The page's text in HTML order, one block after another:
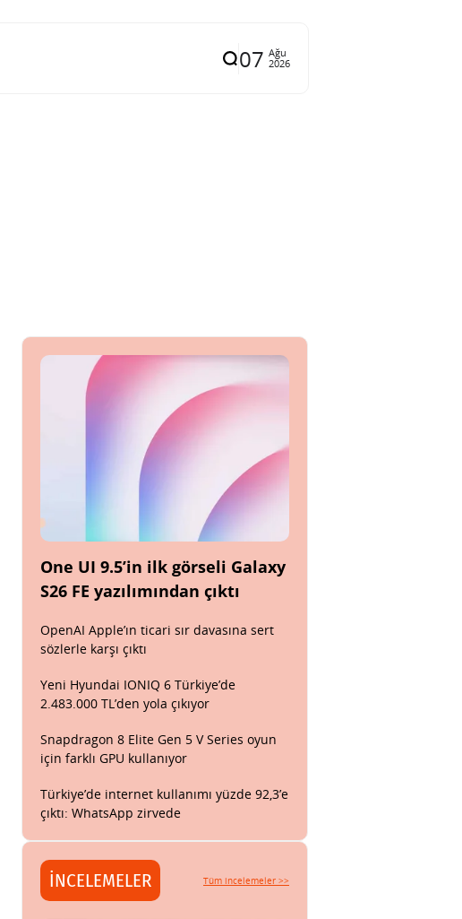
07 Ağu
2026
One UI 9.5’in ilk görseli Galaxy
S26 FE yazılımından çıktı
OpenAI Apple’ın ticari sır davasına sert
sözlerle karşı çıktı
Yeni Hyundai IONIQ 6 Türkiye’de
2.483.000 TL’den yola çıkıyor
Snapdragon 8 Elite Gen 5 V Series oyun
için farklı GPU kullanıyor
Türkiye’de internet kullanımı yüzde 92,3’e
çıktı: WhatsApp zirvede
İNCELEMELER Tüm incelemeler >>